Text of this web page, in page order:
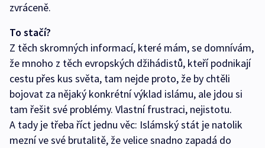
zvráceně.
To stačí?
Z těch skromných informací, které mám, se domnívám,
že mnoho z těch evropských džihádistů, kteří podnikají
cestu přes kus světa, tam nejde proto, že by chtěli
bojovat za nějaký konkrétní výklad islámu, ale jdou si
tam řešit své problémy. Vlastní frustraci, nejistotu.
A tady je třeba říct jednu věc: Islámský stát je natolik
mezní ve své brutalitě, že velice snadno zapadá do